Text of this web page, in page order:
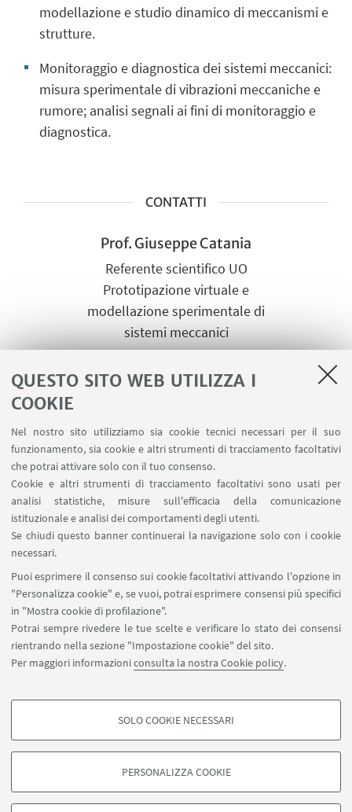
QUESTO SITO WEB UTILIZZA I
COOKIE
Nel nostro sito utilizziamo sia cookie tecnici necessari per il suo
funzionamento, sia cookie e altri strumenti di tracciamento facoltativi
che potrai attivare solo con il tuo consenso.
Cookie e altri strumenti di tracciamento facoltativi sono usati per
analisi statistiche, misure sull'efficacia della comunicazione
istituzionale e analisi dei comportamenti degli utenti.
Se chiudi questo banner continuerai la navigazione solo con i cookie
necessari.
Puoi esprimere il consenso sui cookie facoltativi attivando l'opzione in
"Personalizza cookie" e, se vuoi, potrai esprimere consensi più specifici
in "Mostra cookie di profilazione".
Potrai sempre rivedere le tue scelte e verificare lo stato dei consensi
rientrando nella sezione "Impostazione cookie" del sito.
Per maggiori informazioniconsulta la nostra Cookie policy.
COOKIE DI PROFILAZIONE - FACOLTATIVI
degli utenti, creare profili in base al loro comportamento sul sito, per analisi
di marketing.
SOLO COOKIE NECESSARI
PERSONALIZZA COOKIE
modellazione e studio dinamico di meccanismi e
strutture.
Monitoraggio e diagnostica dei sistemi meccanici:
misura sperimentale di vibrazioni meccaniche e
rumore; analisi segnali ai fini di monitoraggio e
diagnostica.
CONTATTI
Prof. Giuseppe Catania
Referente scientifico UO
Prototipazione virtuale e
modellazione sperimentale di
sistemi meccanici
Bologna
Scrivi una mail
Vai al sito
Prof. Giorgio Olmi
Referente scientifico UO Materiali
applicazioni fotoniche
Via Montaspro 97, 47121 Forlì
+39 051 2093455
Scrivi una mail
Vai al sito
©Copyright 2026 - ALMA MATER STUDIORUM - Università di